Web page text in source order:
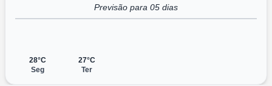
Previsão para 05 dias
28°C
Seg
27°C
Ter